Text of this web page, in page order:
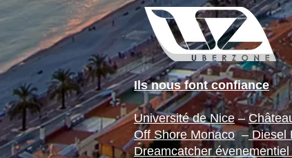
Ils nous font confiance
Université de Nice–
Off Shore Monaco– Diesel
Dreamcatcher